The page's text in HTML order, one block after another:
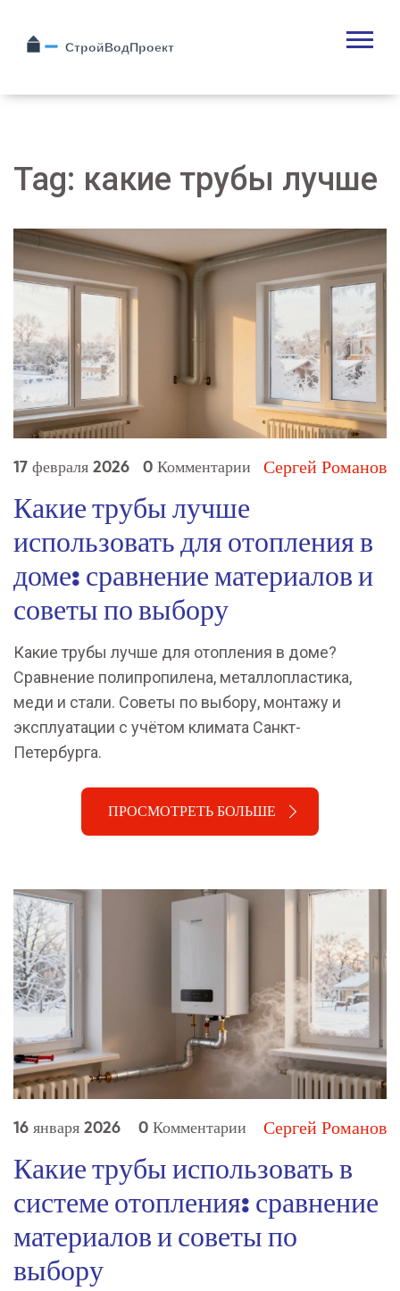
Tag: какие трубы лучше
17 февраля 2026 0 Комментарии Сергей Романов
Какие трубы лучше
использовать для отопления в
доме: сравнение материалов и
советы по выбору
Какие трубы лучше для отопления в доме?
Сравнение полипропилена, металлопластика,
меди и стали. Советы по выбору, монтажу и
эксплуатации с учётом климата Санкт-
Петербурга.
ПРОСМОТРЕТЬ БОЛЬШЕ
16 января 2026 0 Комментарии Сергей Романов
Какие трубы использовать в
системе отопления: сравнение
материалов и советы по
выбору